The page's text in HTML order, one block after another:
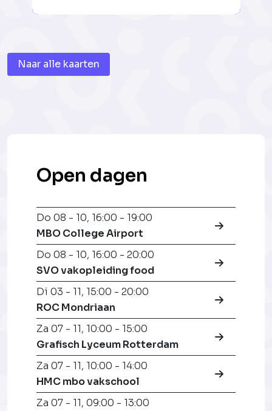
Naar alle kaarten
Open dagen
Do 08 - 10, 16:00 - 19:00
MBO College Airport
Do 08 - 10, 16:00 - 20:00
SVO vakopleiding food
Di 03 - 11, 15:00 - 20:00
ROC Mondriaan
Za 07 - 11, 10:00 - 15:00
Grafisch Lyceum Rotterdam
Za 07 - 11, 10:00 - 14:00
HMC mbo vakschool
Za 07 - 11, 09:00 - 13:00